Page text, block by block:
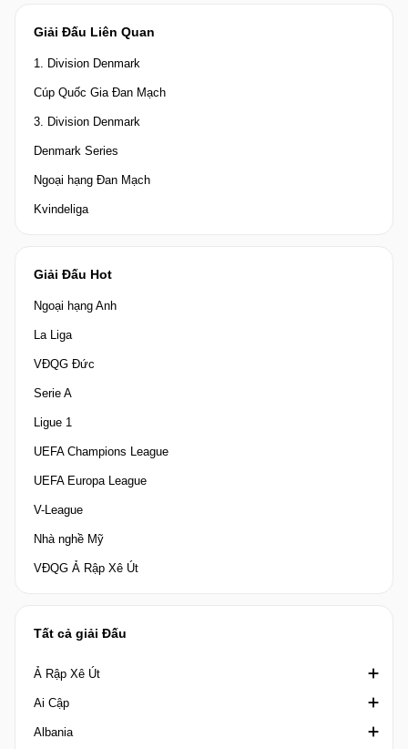
Giải Đấu Liên Quan
1. Division Denmark
Cúp Quốc Gia Đan Mạch
3. Division Denmark
Denmark Series
Ngoại hạng Đan Mạch
Kvindeliga
Giải Đấu Hot
Ngoại hạng Anh
La Liga
VĐQG Đức
Serie A
Ligue 1
UEFA Champions League
UEFA Europa League
V-League
Nhà nghề Mỹ
VĐQG Ả Rập Xê Út
Tất cả giải Đấu
Ả Rập Xê Út
Crown Prince Cup Saudi Arabia
Division 1 Saudi Arabia
Ai Cập
Cúp quốc gia Ai Cập
Albania